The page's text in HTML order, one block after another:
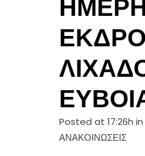
Posted at 17:26h in
ΑΝΑΚΟΙΝΩΣΕΙΣ